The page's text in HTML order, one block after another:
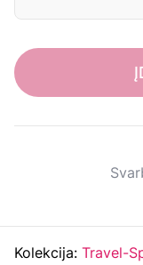
Kolekcija: Travel-